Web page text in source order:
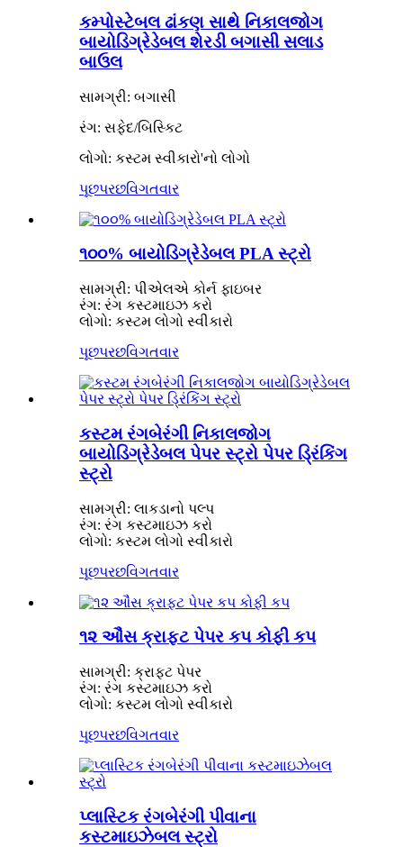
કમ્પોસ્ટેબલ ઢાંકણ સાથે નિકાલજોગ
બાયોડિગ્રેડેબલ શેરડી બગાસી સલાડ
બાઉલ
સામગ્રી: બગાસી
રંગ: સફેદ/બિસ્કિટ
લોગો: કસ્ટમ સ્વીકારો'નો લોગો
પૂછપરછવિગતવાર
૧૦૦% બાયોડિગ્રેડેબલ PLA સ્ટ્રો
સામગ્રી: પીએલએ કોર્ન ફાઇબર
રંગ: રંગ કસ્ટમાઇઝ કરો
લોગો: કસ્ટમ લોગો સ્વીકારો
પૂછપરછવિગતવાર
કસ્ટમ રંગબેરંગી નિકાલજોગ
બાયોડિગ્રેડેબલ પેપર સ્ટ્રો પેપર ડ્રિંકિંગ
સ્ટ્રો
સામગ્રી: લાકડાનો પલ્પ
રંગ: રંગ કસ્ટમાઇઝ કરો
લોગો: કસ્ટમ લોગો સ્વીકારો
પૂછપરછવિગતવાર
૧૨ ઔંસ ક્રાફ્ટ પેપર કપ કોફી કપ
સામગ્રી: ક્રાફ્ટ પેપર
રંગ: રંગ કસ્ટમાઇઝ કરો
લોગો: કસ્ટમ લોગો સ્વીકારો
પૂછપરછવિગતવાર
પ્લાસ્ટિક રંગબેરંગી પીવાના
કસ્ટમાઇઝેબલ સ્ટ્રો